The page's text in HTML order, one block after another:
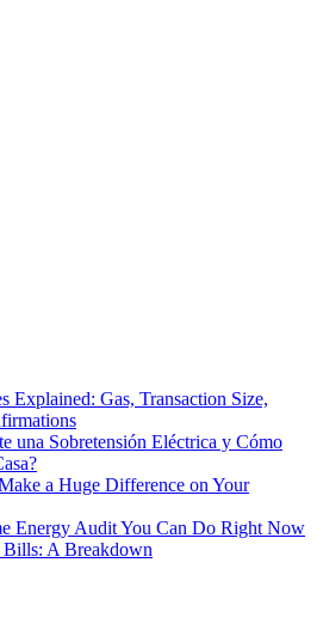
Explained: Gas, Transaction Size,
una Sobretensión Eléctrica y Cómo
a Huge Difference on Your
Energy Audit You Can Do Right Now
Bills: A Breakdown